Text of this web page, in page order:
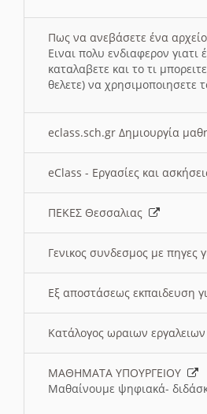
Πως να ανεβάσετε ένα
Ειναι πολυ ενδιαφερον
καταλαβετε και το τι
θελετε) να χρησιμοποιησετε
eclass.sch.gr Δημιουργία
eClass - Εργασίες και
ΠΕΚΕΣ Θεσσαλιας
Γενικος συνδεσμος με πηγες
Εξ αποστάσεως εκπαιδευση
Κατάλογος ωραιων
ΜΑΘΗΜΑΤΑ ΥΠΟΥΡΓΕΙΟΥ
Μαθαίνουμε ψηφιακά-